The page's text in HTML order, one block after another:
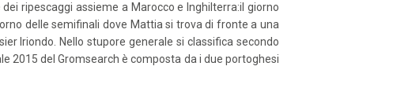
ripescaggi assieme a Marocco e Inghilterra:il giorno
delle semifinali dove Mattia si trova di fronte a una
Iriondo. Nello stupore generale si classifica secondo
2015 del Gromsearch è composta da i due portoghesi